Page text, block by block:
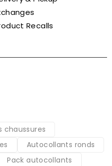
Recalls
chaussures
Autocollants ronds
Pack autocollants